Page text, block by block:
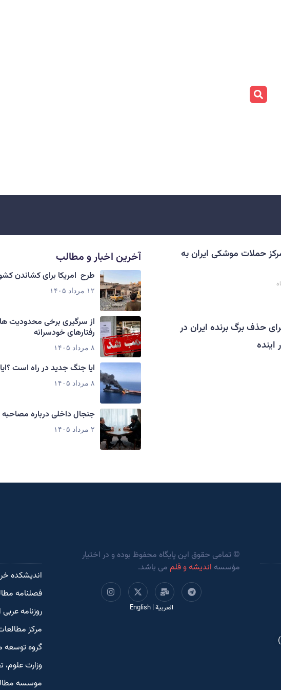
حملات موشکی ایران به
حذف برگ برنده ایران در
اینده
آخرین اخبار و مطالب
طرح امریکا برای کشاندن
۱۲ مرداد ۱۴۰۵
از سرگیری برخی محدودیت
رفتارهای خودسرانه
۸ مرداد ۱۴۰۵
ایا جنگ جدید در راه است
۸ مرداد ۱۴۰۵
جنجال داخلی درباره مصاحبه
۲ مرداد ۱۴۰۵
© تمامی حقوق این پایگاه محفوظ بوده و در اختیار
مؤسسه اندیشه و قلممی باشد.
العربية |
English
اندیشکده‌
فصلنامه
روزنامه عربی
مرکز
گروه توسعه
وزارت علوم،
موسسه